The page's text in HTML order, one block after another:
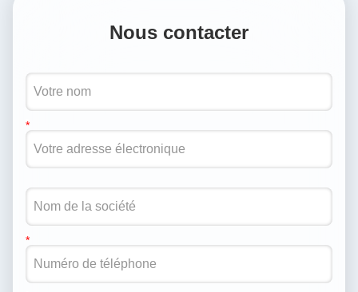
Nous contacter